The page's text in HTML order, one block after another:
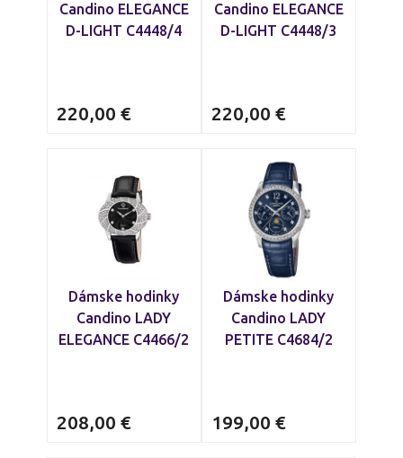
Candino ELEGANCE
D-LIGHT C4448/4
220,00 €
Candino ELEGANCE
D-LIGHT C4448/3
220,00 €
Dámske hodinky
Candino LADY
ELEGANCE C4466/2
208,00 €
Dámske hodinky
Candino LADY
PETITE C4684/2
199,00 €